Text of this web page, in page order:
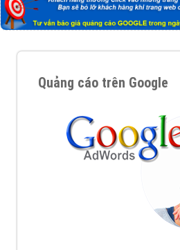
Quảng cáo trên Google